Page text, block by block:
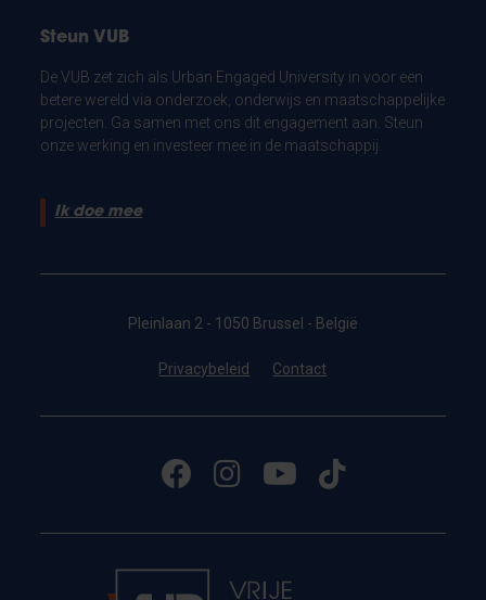
Steun VUB
De VUB zet zich als Urban Engaged University in voor een
betere wereld via onderzoek, onderwijs en maatschappelijke
projecten. Ga samen met ons dit engagement aan. Steun
onze werking en investeer mee in de maatschappij.
Ik doe mee
Pleinlaan 2 - 1050 Brussel - België
Privacybeleid Contact